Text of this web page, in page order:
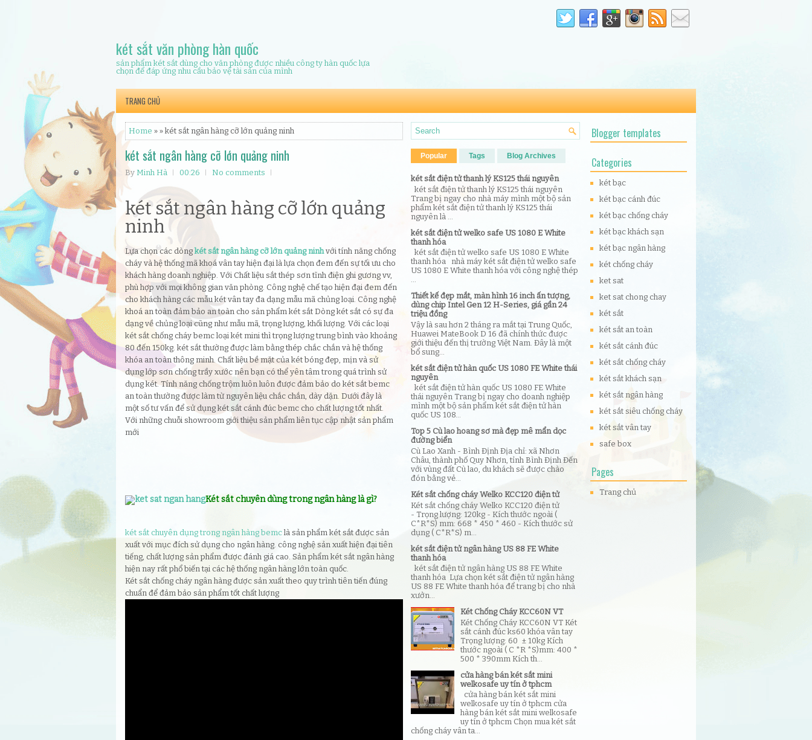
két sắt văn phòng hàn quốc
sản phẩm két sắt dùng cho văn phòng được nhiều công ty hàn quốc lựa
chọn để đáp ứng nhu cầu bảo vệ tài sản của mình
TRANG CHỦ
Home » » két sắt ngân hàng cỡ lớn quảng ninh
két sắt ngân hàng cỡ lớn quảng ninh
By Minh Hà 00:26 No comments
két sắt ngân hàng cỡ lớn quảng
ninh
Lựa chọn các dòng két sắt ngân hàng cỡ lớn quảng ninh với tính năng chống
cháy và hệ thống mã khoá vân tay hiện đại là lựa chọn đem đến sự tối ưu cho
khách hàng doanh nghiệp. Với Chất liệu sắt thép sơn tĩnh điện ghi gương vv,
phù hợp với mọi không gian văn phòng. Công nghệ chế tạo hiện đại đem đến
cho khách hàng các mẫu két vân tay đa dạng mẫu mã chủng loại. Công nghệ
khoá an toàn đảm bảo an toàn cho sản phẩm két sắt Dòng két sắt có sự đa
dạng về chủng loại cũng như mẫu mã, trọng lượng, khối lượng. Với các loại
két sắt chống cháy bemc loại két mini thì trọng lượng trung bình vào khoảng
80 đến 150kg. két sắt thường được làm bằng thép chắc chắn và hệ thống
khóa an toàn thông minh. Chất liệu bề mặt của két bóng đẹp, mịn và sử
dụng lớp sơn chống trầy xước nên bạn có thể yên tâm trong quá trình sử
dụng két. Tính năng chống trộm luôn luôn được đảm bảo do két sắt bemc
an toàn thường được làm từ nguyên liệu chắc chắn, dày dặn. Dưới đây là
một số tư vấn để sử dụng két sắt cánh đúc bemc cho chất lượng tốt nhất.
Với những chuỗi showroom giới thiệu sản phẩm liên tục cập nhật sản phẩm
mới
Két sắt chuyên dùng trong ngân hàng là gì?
két sắt chuyên dụng trong ngân hàng bemc là sản phẩm két sắt được sản
xuất với mục đích sử dụng cho ngân hàng. công nghệ sản xuất hiện đại tiên
tiếng, chất lượng sản phẩm được đánh giá cao. Sản phẩm két sắt ngân hàng
hiện nay rất phổ biến tại các hệ thống ngân hàng lớn toàn quốc.
Két sắt chống cháy ngân hàng được sản xuất theo quy trình tiên tiến đúng
chuẩn để đảm bảo sản phẩm tốt chất lượng
Popular Tags Blog Archives
két sắt điện tử thanh lý KS125 thái nguyên
két sắt điện tử thanh lý KS125 thái nguyên
Trang bị ngay cho nhà máy mình một bộ sản
phẩm két sắt điện tử thanh lý KS125 thái
nguyên là ...
két sắt điện tử welko safe US 1080 E White
thanh hóa
két sắt điện tử welko safe US 1080 E White
thanh hóa nhà máy két sắt điện tử welko safe
US 1080 E White thanh hóa với công nghệ thép
...
Thiết kế đẹp mắt, màn hình 16 inch ấn tượng,
dùng chip Intel Gen 12 H-Series, giá gần 24
triệu đồng
Vậy là sau hơn 2 tháng ra mắt tại Trung Quốc,
Huawei MateBook D 16 đã chính thức được
giới thiệu đến thị trường Việt Nam. Đây là một
bổ sung...
két sắt điện tử hàn quốc US 1080 FE White thái
nguyên
két sắt điện tử hàn quốc US 1080 FE White
thái nguyên Trang bị ngay cho doanh nghiệp
mình một bộ sản phẩm két sắt điện tử hàn
quốc US 108...
Top 5 Cù lao hoang sơ mà đẹp mê mẩn dọc
đường biển
Cù Lao Xanh - Bình Định Địa chỉ: xã Nhơn
Châu, thành phố Quy Nhơn, tỉnh Bình Định Đến
với vùng đất Cù lao, du khách sẽ được chào
đón bằng vẻ...
Két sắt chống cháy Welko KCC120 điện tử
Két sắt chống cháy Welko KCC120 điện tử
- Trọng lượng: 120kg - Kích thước ngoài (
C*R*S) mm: 668 * 450 * 460 - Kích thước sử
dụng ( C*R*S) m...
két sắt điện tử ngân hàng US 88 FE White
thanh hóa
két sắt điện tử ngân hàng US 88 FE White
thanh hóa Lựa chọn két sắt điện tử ngân hàng
US 88 FE White thanh hóa để trang bị cho nhà
xưởn...
Két Chống Cháy KCC60N VT
Két Chống Cháy KCC60N VT Két
sắt cánh đúc ks60 khóa vân tay
Trọng lượng: 60 ± 10kg Kích
thước ngoài ( C *R *S)mm: 400 *
500 * 390mm Kích th...
cửa hàng bán két sắt mini
welkosafe uy tín ở tphcm
cửa hàng bán két sắt mini
welkosafe uy tín ở tphcm cửa
hàng bán két sắt mini welkosafe
uy tín ở tphcm Chọn mua két sắt
chống cháy vân ta...
Blogger templates
Categories
két bạc
két bạc cánh đúc
két bạc chống cháy
két bạc khách sạn
két bạc ngân hàng
két chống cháy
ket sat
ket sat chong chay
két sắt
két sắt an toàn
két sắt cánh đúc
két sắt chống cháy
két sắt khách sạn
két sắt ngân hàng
két sắt siêu chống cháy
két sắt vân tay
safe box
Pages
Trang chủ